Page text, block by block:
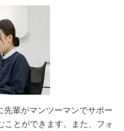
輩がマンツーマンでサポー
ことができます。また、フォ